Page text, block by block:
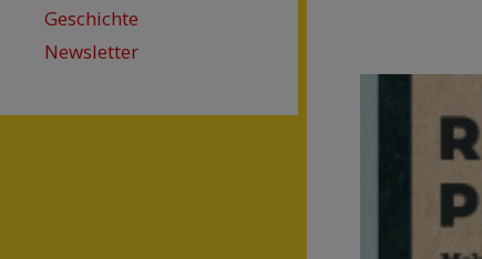
Geschichte
Newsletter